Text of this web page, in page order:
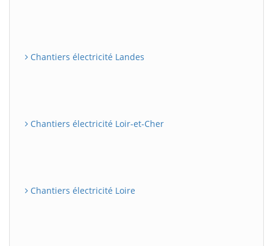
Chantiers électricité Landes
Chantiers électricité Loir-et-Cher
Chantiers électricité Loire